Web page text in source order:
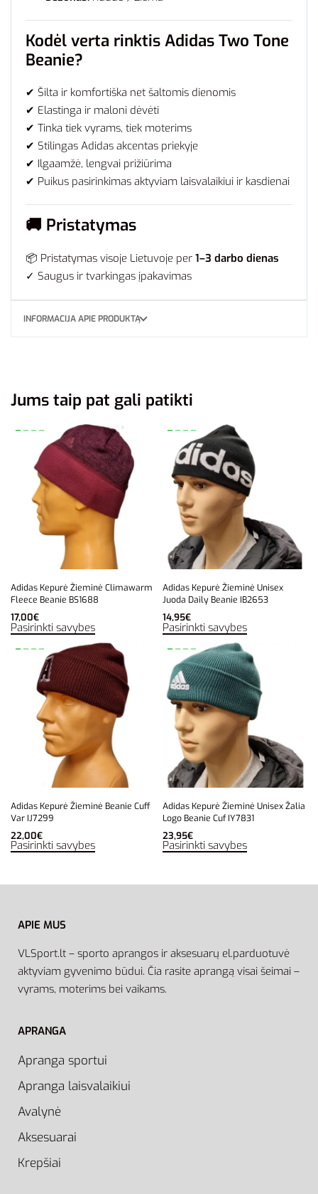
Kodėl verta rinktis Adidas Two Tone
Beanie?
✔ Šilta ir komfortiška net šaltomis dienomis
✔ Elastinga ir maloni dėvėti
✔ Tinka tiek vyrams, tiek moterims
✔ Stilingas Adidas akcentas priekyje
✔ Ilgaamžė, lengvai prižiūrima
✔ Puikus pasirinkimas aktyviam laisvalaikiui ir kasdienai
🚚 Pristatymas
📦 Pristatymas visoje Lietuvoje per 1–3 darbo dienas
✓ Saugus ir tvarkingas įpakavimas
INFORMACIJA APIE PRODUKTĄ
Jums taip pat gali patikti
Adidas Kepurė Žieminė Climawarm
Fleece Beanie BS1688
17,00€
Pasirinkti savybes
Adidas Kepurė Žieminė Unisex
Juoda Daily Beanie IB2653
14,95€
Pasirinkti savybes
Adidas Kepurė Žieminė Beanie Cuff
Var IJ7299
22,00€
Pasirinkti savybes
Adidas Kepurė Žieminė Unisex Žalia
Logo Beanie Cuf IY7831
23,95€
Pasirinkti savybes
APIE MUS
VLSport.lt – sporto aprangos ir aksesuarų el.parduotuvė
aktyviam gyvenimo būdui. Čia rasite aprangą visai šeimai –
vyrams, moterims bei vaikams.
APRANGA
Apranga sportui
Apranga laisvalaikiui
Avalynė
Aksesuarai
Krepšiai